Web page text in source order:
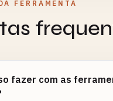
FERRAMENTA
fazer com as